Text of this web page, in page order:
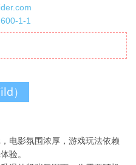
1-1
）
电影氛围浓厚，游戏玩法依赖
验。